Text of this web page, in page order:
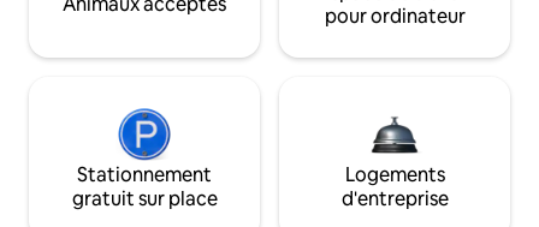
pour ordinateur
Stationnement
gratuit sur place
Logements
d'entreprise